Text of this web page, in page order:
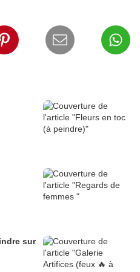
sur